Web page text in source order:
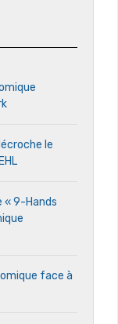
le
« 9-Hands
face à